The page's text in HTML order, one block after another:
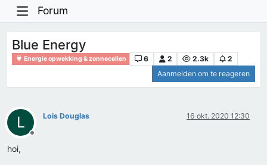
Forum
Blue Energy
Energie opwekking & zonnecellen 6 2 2.3k
2
Aanmelden om te reageren
L
Offline
Lois Douglas 16 okt. 2020 12:30
hoi,